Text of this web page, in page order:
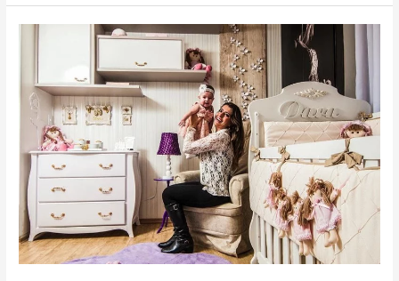
Arquitetura
de
Interiores
no
Desenvolvimento
Cognitivo
do
Seu
Bebê